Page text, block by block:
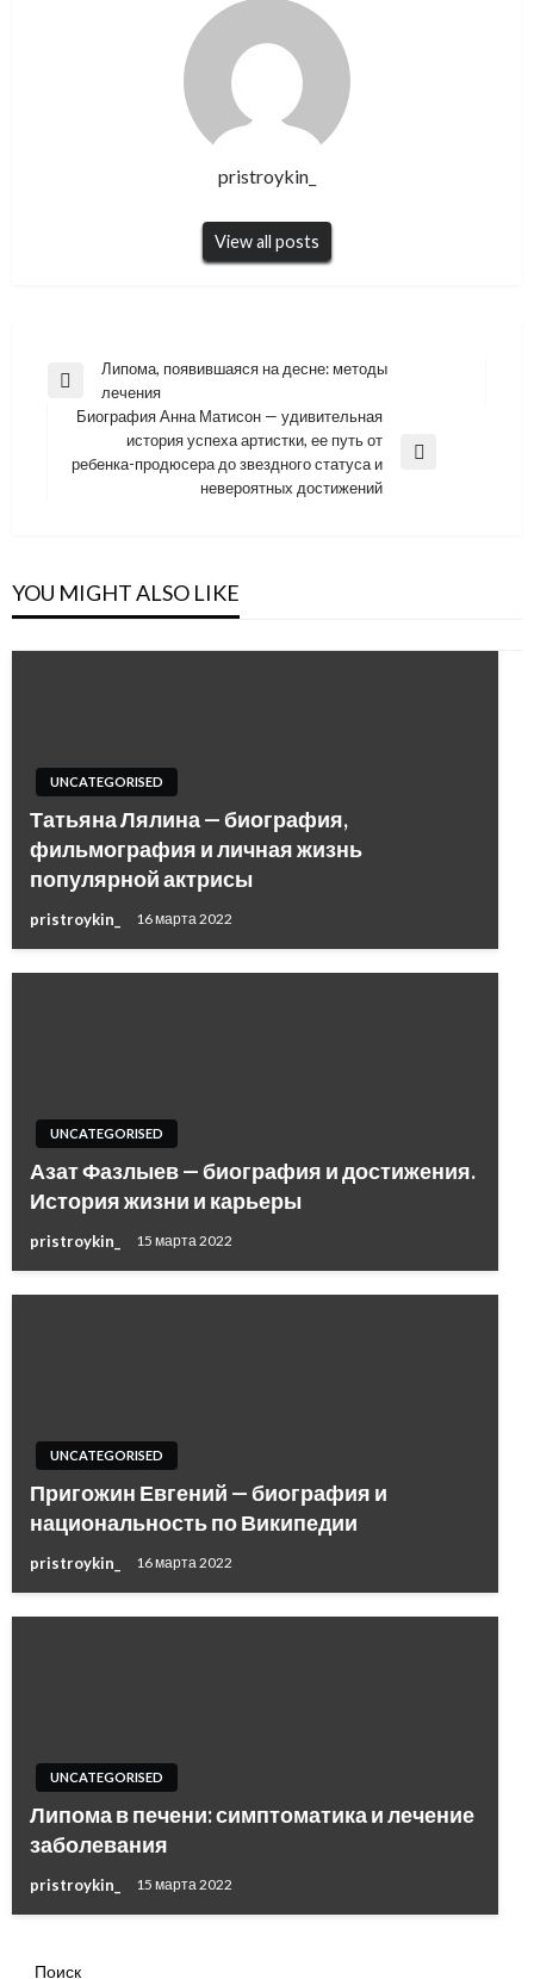
pristroykin_
View all posts
Навигация
записям
Previous
Post
Липома, появившаяся на десне: методы
лечения
Next
Биография Анна Матисон — удивительная
история успеха артистки, ее путь от
ребенка-продюсера до звездного статуса и
невероятных достижений
YOU MIGHT ALSO LIKE
UNCATEGORISED
Татьяна Лялина — биография,
фильмография и личная жизнь
популярной актрисы
pristroykin_ 16 марта 2022
UNCATEGORISED
Азат Фазлыев — биография и достижения.
История жизни и карьеры
pristroykin_ 15 марта 2022
UNCATEGORISED
Пригожин Евгений — биография и
национальность по Википедии
pristroykin_ 16 марта 2022
UNCATEGORISED
Липома в печени: симптоматика и лечение
заболевания
pristroykin_ 15 марта 2022
Поиск